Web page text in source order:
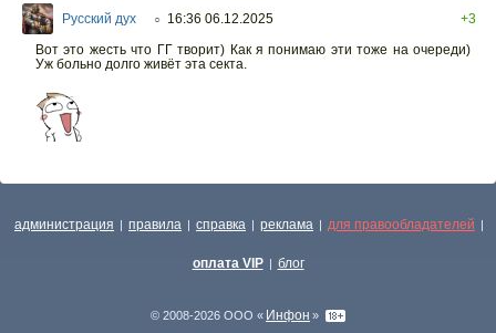
Русский дух ○ 16:36 06.12.2025
+3
Вот это жесть что ГГ творит) Как я понимаю эти тоже на очереди)
Уж больно долго живёт эта секта.
администрация | правила | справка | реклама | для правообладателей |
оплата VIP | блог
© 2008-2026 ООО « Инфон »